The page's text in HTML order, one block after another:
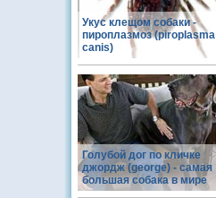
Укус клещом собаки -
пироплазмоз (piroplasma
canis)
Голубой дог по кличке
джордж (george) - самая
большая собака в мире